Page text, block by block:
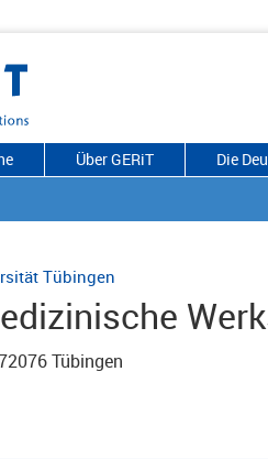
Über GERiT Die
Tübingen
Tübingen